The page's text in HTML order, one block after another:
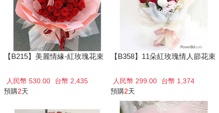
【B215】美麗情緣-紅玫瑰花束
人民幣 530.00
台幣 2,435
預購2天
【B358】11朵紅玫瑰情人節花束
人民幣 299.00
台幣 1,374
預購2天